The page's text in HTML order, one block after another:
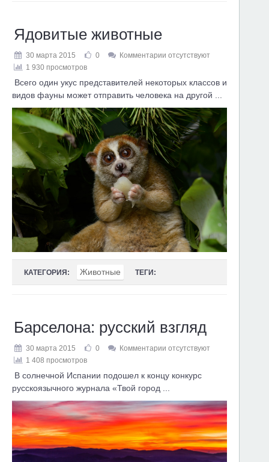
Ядовитые животные
30 марта 2015 0
Комментарии отсутствуют
1 930 просмотров
Всего один укус представителей некоторых классов и
видов фауны может отправить человека на другой ...
КАТЕГОРИЯ: Животные ТЕГИ:
Барселона: русский взгляд
30 марта 2015 0
Комментарии отсутствуют
1 408 просмотров
В солнечной Испании подошел к концу конкурс
русскоязычного журнала «Твой город ...